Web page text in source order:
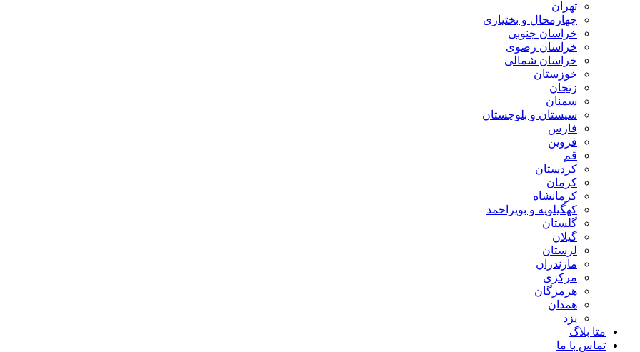
تهران
چهارمحال و بختیاری
خراسان جنوبی
خراسان رضوی
خراسان شمالی
خوزستان
زنجان
سمنان
سیستان و بلوچستان
فارس
قزوین
قم
کردستان
کرمان
کرمانشاه
کهگیلویه و بویراحمد
گلستان
گیلان
لرستان
مازندران
مرکزی
هرمزگان
همدان
یزد
متا بلاگ
تماس با ما